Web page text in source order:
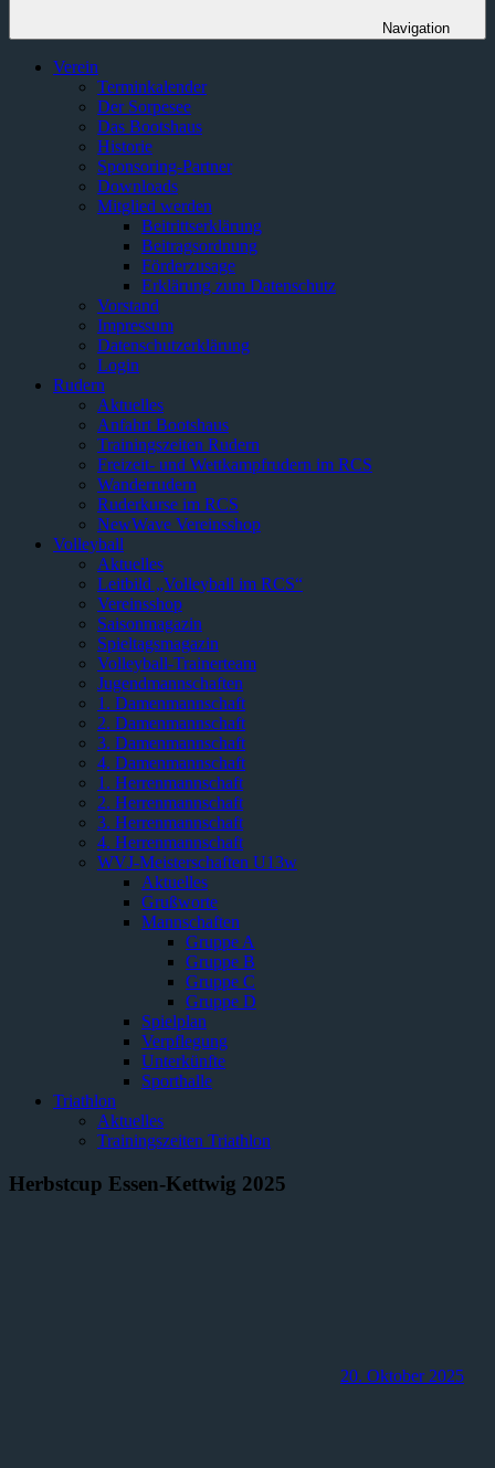
Navigation
Verein
Terminkalender
Der Sorpesee
Das Bootshaus
Historie
Sponsoring-Partner
Downloads
Mitglied werden
Beitrittserklärung
Beitragsordnung
Förderzusage
Erklärung zum Datenschutz
Vorstand
Impressum
Datenschutzerklärung
Login
Rudern
Aktuelles
Anfahrt Bootshaus
Trainingszeiten Rudern
Freizeit- und Wettkampfrudern im RCS
Wanderrudern
Ruderkurse im RCS
NewWave Vereinsshop
Volleyball
Aktuelles
Leitbild „Volleyball im RCS“
Vereinsshop
Saisonmagazin
Spieltagsmagazin
Volleyball-Trainerteam
Jugendmannschaften
1. Damenmannschaft
2. Damenmannschaft
3. Damenmannschaft
4. Damenmannschaft
1. Herrenmannschaft
2. Herrenmannschaft
3. Herrenmannschaft
4. Herrenmannschaft
WVJ-Meisterschaften U13w
Aktuelles
Grußworte
Mannschaften
Gruppe A
Gruppe B
Gruppe C
Gruppe D
Spielplan
Verpflegung
Unterkünfte
Sporthalle
Triathlon
Aktuelles
Trainingszeiten Triathlon
Herbstcup Essen-Kettwig 2025
20. Oktober 2025